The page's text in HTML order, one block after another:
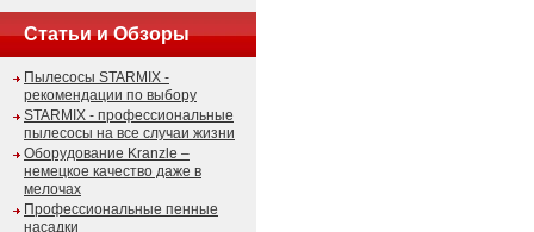
Статьи и Обзоры
Пылесосы STARMIX -
рекомендации по выбору
STARMIX - профессиональные
пылесосы на все случаи жизни
Оборудование Kranzle –
немецкое качество даже в
мелочах
Профессиональные пенные
насадки